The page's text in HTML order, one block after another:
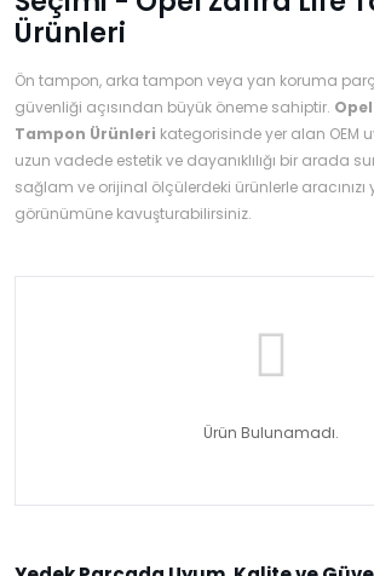
Ürünleri
Ön tampon, arka tampon veya yan koruma
güvenliği açısından büyük öneme sahiptir.
Tampon Ürünleri kategorisinde yer alan OEM
uzun vadede estetik ve dayanıklılığı bir arada
sağlam ve orijinal ölçülerdeki ürünlerle aracınızı
görünümüne kavuşturabilirsiniz.
Ürün Bulunamadı.